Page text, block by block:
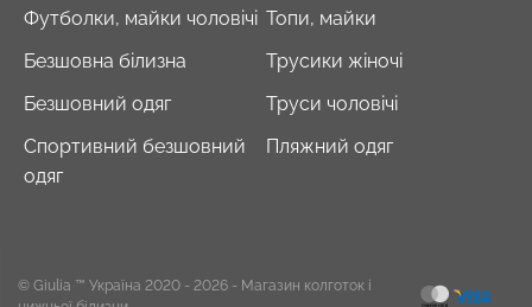
Футболки, майки чоловічі
Безшовна білизна
Безшовний одяг
Спортивний безшовний
одяг
Топи, майки
Трусики жіночі
Труси чоловічі
Пляжний одяг
© Giulia ™ Україна 2020 - 2026 - Магазин колготок і